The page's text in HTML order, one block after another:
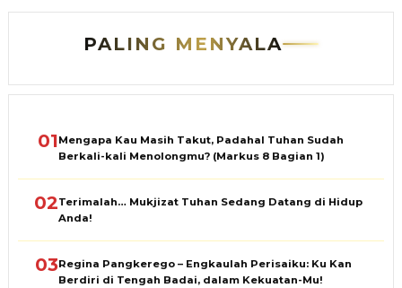
PALING MENYALA
01Mengapa Kau Masih Takut, Padahal Tuhan Sudah
Berkali-kali Menolongmu? (Markus 8 Bagian 1)
02Terimalah… Mukjizat Tuhan Sedang Datang di Hidup
Anda!
03Regina Pangkerego – Engkaulah Perisaiku: Ku Kan
Berdiri di Tengah Badai, dalam Kekuatan-Mu!